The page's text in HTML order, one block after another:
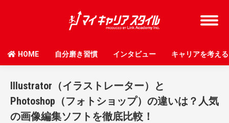
HOME 自分磨き習慣 インタビュー キャリアを考える
Illustrator（イラストレーター）と
Photoshop（フォトショップ）の違いは？人気
の画像編集ソフトを徹底比較！